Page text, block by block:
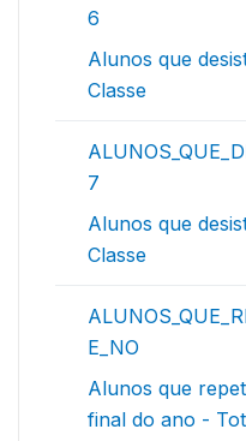
6
Alunos que
Classe
7
Alunos que
Classe
E_NO
Alunos que
final do ano -